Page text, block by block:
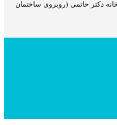
دکتر حاتمی (روبروی ساختمان